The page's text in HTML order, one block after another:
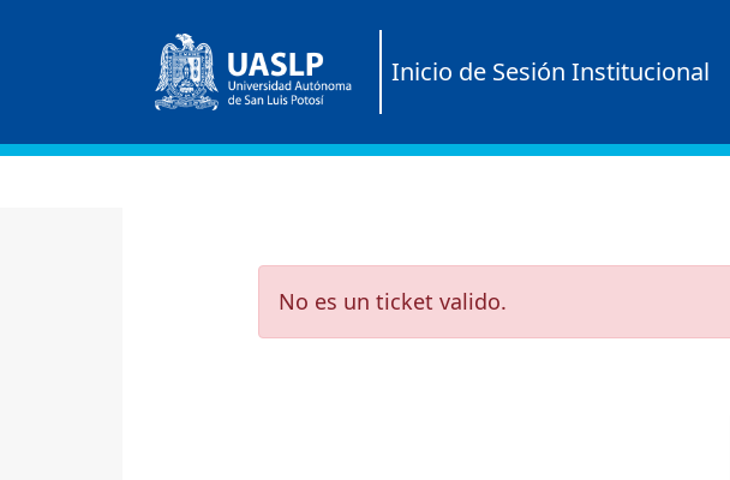
Inicio de Sesión Institucional
No es un ticket valido.